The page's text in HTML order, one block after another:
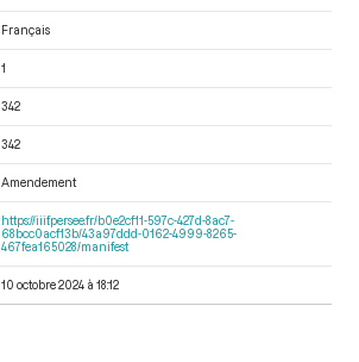
Français
1
342
342
Amendement
https://iiif.persee.fr/b0e2cf11-597c-427d-8ac7-
68bcc0acf13b/43a97ddd-0162-4999-8265-
467fea165028/manifest
10 octobre 2024 à 18:12